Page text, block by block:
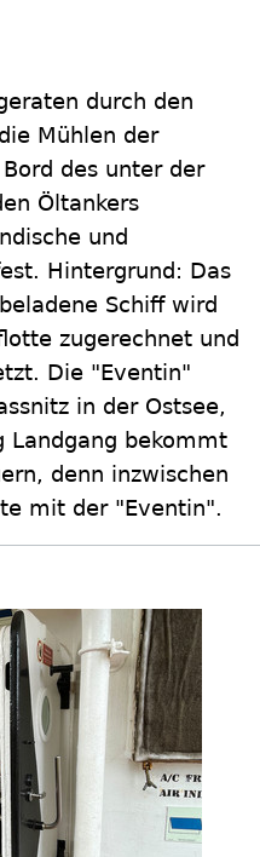
durch den
Mühlen der
des unter der
Öltankers
und
Hintergrund: Das
Schiff wird
zugerechnet und
Die "Eventin"
in der Ostsee,
Landgang bekommt
denn inzwischen
mit der "Eventin".